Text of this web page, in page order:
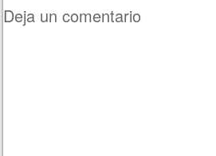
Deja un comentario